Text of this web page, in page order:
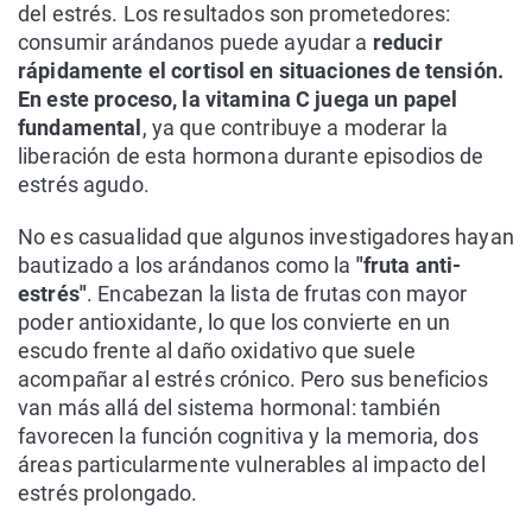
del estrés. Los resultados son prometedores:
consumir arándanos puede ayudar a reducir
rápidamente el cortisol en situaciones de tensión.
En este proceso, la vitamina C juega un papel
fundamental , ya que contribuye a moderar la
liberación de esta hormona durante episodios de
estrés agudo.
No es casualidad que algunos investigadores hayan
bautizado a los arándanos como la "fruta anti-
estrés". Encabezan la lista de frutas con mayor
poder antioxidante, lo que los convierte en un
escudo frente al daño oxidativo que suele
acompañar al estrés crónico. Pero sus beneficios
van más allá del sistema hormonal: también
favorecen la función cognitiva y la memoria, dos
áreas particularmente vulnerables al impacto del
estrés prolongado.